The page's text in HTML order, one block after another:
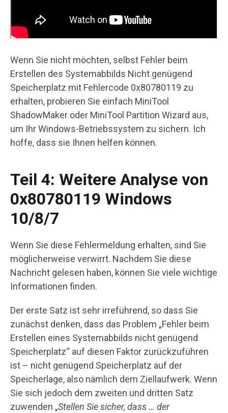
Wenn Sie nicht möchten, selbst Fehler beim
Erstellen des Systemabbilds Nicht genügend
Speicherplatz mit Fehlercode 0x80780119 zu
erhalten, probieren Sie einfach MiniTool
ShadowMaker oder MiniTool Partition Wizard aus,
um Ihr Windows-Betriebssystem zu sichern. Ich
hoffe, dass sie Ihnen helfen können.
Teil 4: Weitere Analyse von
0x80780119 Windows
10/8/7
Wenn Sie diese Fehlermeldung erhalten, sind Sie
möglicherweise verwirrt. Nachdem Sie diese
Nachricht gelesen haben, können Sie viele wichtige
Informationen finden.
Der erste Satz ist sehr irreführend, so dass Sie
zunächst denken, dass das Problem „Fehler beim
Erstellen eines Systemabbilds nicht genügend
Speicherplatz“ auf diesen Faktor zurückzuführen
ist – nicht genügend Speicherplatz auf der
Speicherlage, also nämlich dem Ziellaufwerk. Wenn
Sie sich jedoch dem zweiten und dritten Satz
zuwenden „Stellen Sie sicher, dass … der